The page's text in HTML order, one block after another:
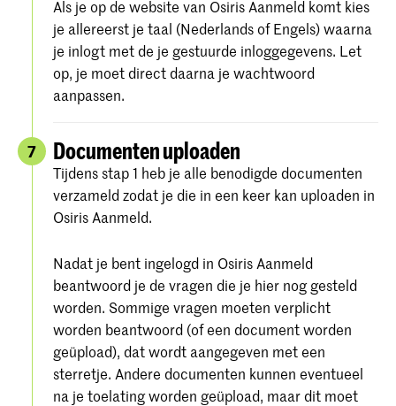
Als je op de website van Osiris Aanmeld komt kies
je allereerst je taal (Nederlands of Engels) waarna
je inlogt met de je gestuurde inloggegevens. Let
op, je moet direct daarna je wachtwoord
aanpassen.
7 Documenten uploaden
Tijdens stap 1 heb je alle benodigde documenten
verzameld zodat je die in een keer kan uploaden in
Osiris Aanmeld.
Nadat je bent ingelogd in Osiris Aanmeld
beantwoord je de vragen die je hier nog gesteld
worden. Sommige vragen moeten verplicht
worden beantwoord (of een document worden
geüpload), dat wordt aangegeven met een
sterretje. Andere documenten kunnen eventueel
na je toelating worden geüpload, maar dit moet